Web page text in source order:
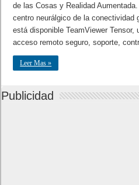
de las Cosas y Realidad
centro neurálgico de la conectividad
está disponible TeamViewer
acceso remoto seguro, soporte,
Leer Mas »
Publicidad